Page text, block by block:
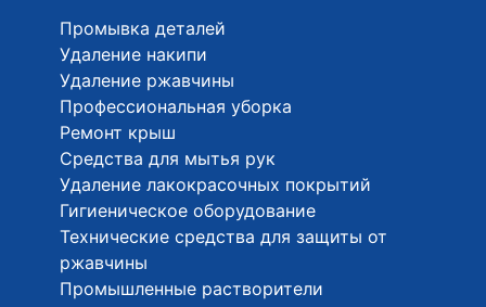
Промывка деталей
Удаление накипи
Удаление ржавчины
Профессиональная уборка
Ремонт крыш
Средства для мытья рук
Удаление лакокрасочных покрытий
Гигиеническое оборудование
Технические средства для защиты от
ржавчины
Промышленные растворители